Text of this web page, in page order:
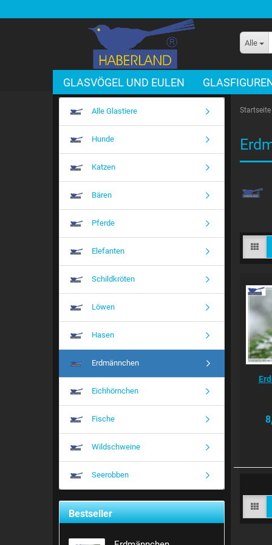
Alle
GLASVÖGEL UND EULEN
Startseite
Alle Glastiere
Hunde
Katzen
Bären
Pferde
Elefanten
Schildkröten
Löwen
Hasen
Erdmännchen
Eichhörnchen
Fische
Wildschweine
Seerobben
Bestseller